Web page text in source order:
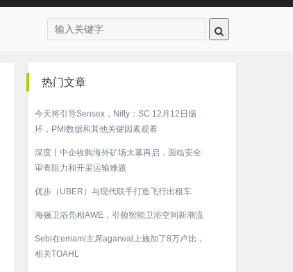
热门文章
今天将引导Sensex，Nifty：SC 12月12日循
环，PMI数据和其他关键因素观看
深度丨中企收购海外矿场大幕再启，面临安全
审查阻力和开采运输难题
优步（UBER）与现代联手打造飞行出租车
海骊卫浴亮相AWE，引领智能卫浴空间新潮流
Sebi在emami主席agarwal上施加了8万卢比，
相关TOAHL